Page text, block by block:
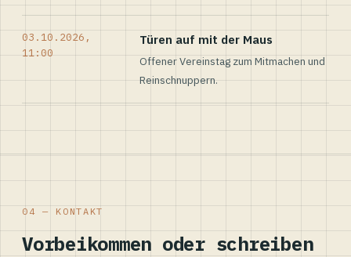
03.10.2026,
11:00
Türen auf mit der Maus
Offener Vereinstag zum Mitmachen und
Reinschnuppern.
04 — KONTAKT
Vorbeikommen oder schreiben